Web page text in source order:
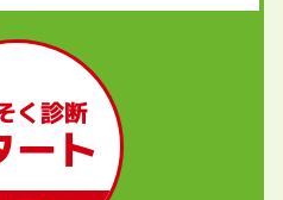
く診断
ート